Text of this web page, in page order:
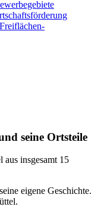
Freiflächen-
seine Ortsteile
aus insgesamt 15
eigene Geschichte.